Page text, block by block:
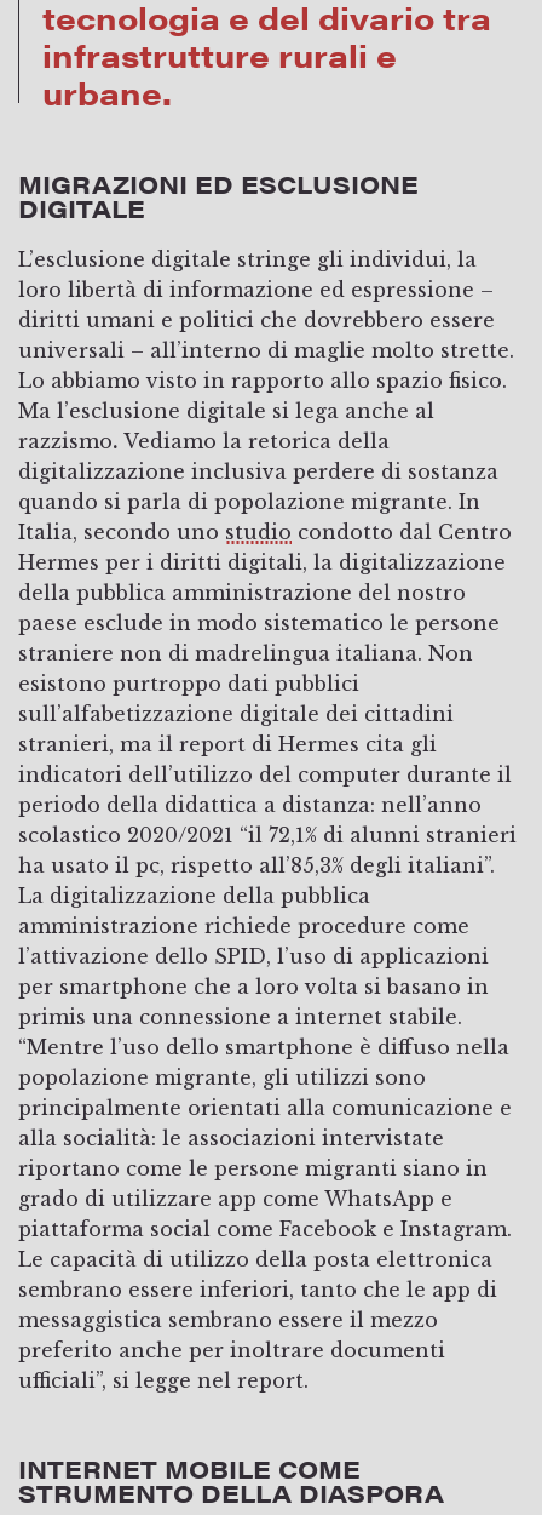
tecnologia e del divario tra
infrastrutture rurali e
urbane.
MIGRAZIONI ED ESCLUSIONE
DIGITALE
L’esclusione digitale stringe gli individui, la
loro libertà di informazione ed espressione –
diritti umani e politici che dovrebbero essere
universali – all’interno di maglie molto strette.
Lo abbiamo visto in rapporto allo spazio fisico.
Ma l’esclusione digitale si lega anche al
razzismo. Vediamo la retorica della
digitalizzazione inclusiva perdere di sostanza
quando si parla di popolazione migrante. In
Italia, secondo uno studio condotto dal Centro
Hermes per i diritti digitali, la digitalizzazione
della pubblica amministrazione del nostro
paese esclude in modo sistematico le persone
straniere non di madrelingua italiana. Non
esistono purtroppo dati pubblici
sull’alfabetizzazione digitale dei cittadini
stranieri, ma il report di Hermes cita gli
indicatori dell’utilizzo del computer durante il
periodo della didattica a distanza: nell’anno
scolastico 2020/2021 “il 72,1% di alunni stranieri
ha usato il pc, rispetto all’85,3% degli italiani”.
La digitalizzazione della pubblica
amministrazione richiede procedure come
l’attivazione dello SPID, l’uso di applicazioni
per smartphone che a loro volta si basano in
primis una connessione a internet stabile.
“Mentre l’uso dello smartphone è diffuso nella
popolazione migrante, gli utilizzi sono
principalmente orientati alla comunicazione e
alla socialità: le associazioni intervistate
riportano come le persone migranti siano in
grado di utilizzare app come WhatsApp e
piattaforma social come Facebook e Instagram.
Le capacità di utilizzo della posta elettronica
sembrano essere inferiori, tanto che le app di
messaggistica sembrano essere il mezzo
preferito anche per inoltrare documenti
ufficiali”, si legge nel report.
INTERNET MOBILE COME
STRUMENTO DELLA DIASPORA